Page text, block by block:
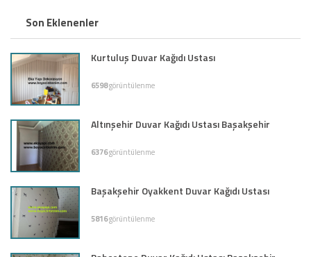
Son Eklenenler
Kurtuluş Duvar Kağıdı Ustası
6598görüntülenme
Altınşehir Duvar Kağıdı Ustası Başakşehir
6376görüntülenme
Başakşehir Oyakkent Duvar Kağıdı Ustası
5816görüntülenme